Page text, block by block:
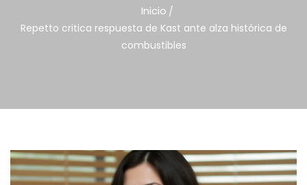
Inicio
Repetto critica respuesta de Kast ante alza histórica de
combustibles